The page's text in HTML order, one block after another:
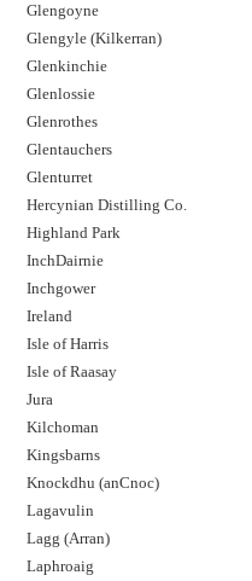
Glengoyne
Glengyle (Kilkerran)
Glenkinchie
Glenlossie
Glenrothes
Glentauchers
Glenturret
Hercynian Distilling Co.
Highland Park
InchDairnie
Inchgower
Ireland
Isle of Harris
Isle of Raasay
Jura
Kilchoman
Kingsbarns
Knockdhu (anCnoc)
Lagavulin
Lagg (Arran)
Laphroaig